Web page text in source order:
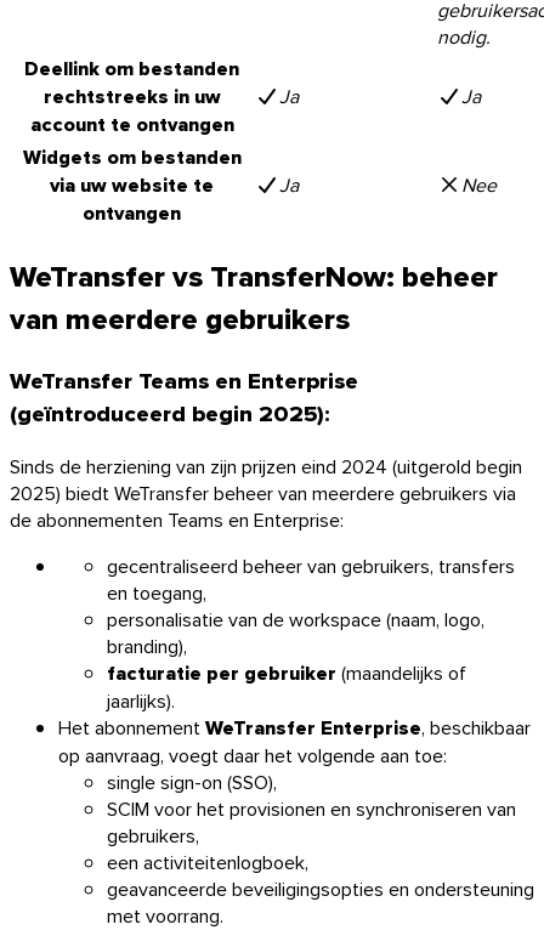
nodig.
Deellink om bestanden
rechtstreeks in uw
account te ontvangen
Ja Ja
Widgets om bestanden
via uw website te
ontvangen
Ja Nee
WeTransfer vs TransferNow: beheer
van meerdere gebruikers
WeTransfer Teams en Enterprise
(geïntroduceerd begin 2025):
Sinds de herziening van zijn prijzen eind 2024 (uitgerold begin
2025) biedt WeTransfer beheer van meerdere gebruikers via
de abonnementen Teams en Enterprise:
gecentraliseerd beheer van gebruikers, transfers
en toegang,
personalisatie van de workspace (naam, logo,
branding),
facturatie per gebruiker (maandelijks of
jaarlijks).
Het abonnementWeTransfer Enterprise, beschikbaar
op aanvraag, voegt daar het volgende aan toe:
single sign-on (SSO),
SCIM voor het provisionen en synchroniseren van
gebruikers,
een activiteitenlogboek,
geavanceerde beveiligingsopties en ondersteuning
met voorrang.